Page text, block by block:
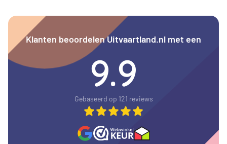
Klanten beoordelen Uitvaartland.nl met een
9.9
Gebaseerd op 121 reviews